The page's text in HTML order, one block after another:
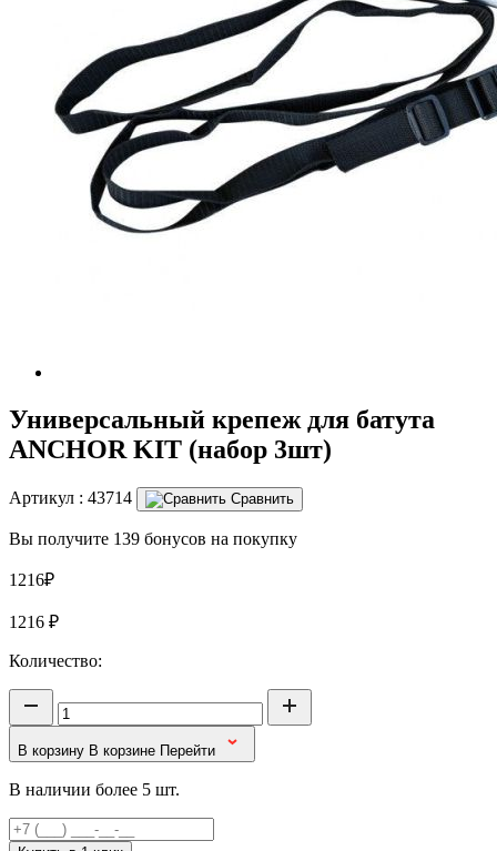
Универсальный крепеж для батута
ANCHOR KIT (набор 3шт)
Артикул : 43714 Сравнить
Вы получите 139 бонусов на покупку
1216₽
1216 ₽
Количество:
В корзину В корзине Перейти
В наличии более 5 шт.